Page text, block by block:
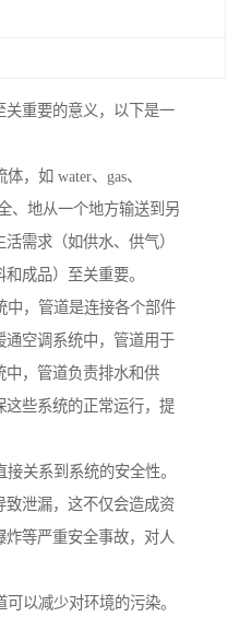
重要的意义，以下是一
，如 water、gas、
、地从一个地方输送到另
需求（如供水、供气）
成品）至关重要。
中，管道是连接各个部件
通空调系统中，管道用于
中，管道负责排水和供
些系统的正常运行，提
关系到系统的安全性。
泄漏，这不仅会造成资
等严重安全事故，对人
以减少对环境的污染。